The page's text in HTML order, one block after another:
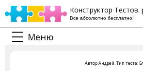
Конструктор Тестов.
Все абсолютно бесплатно!
Меню
АвторАндрей. Тип теста: